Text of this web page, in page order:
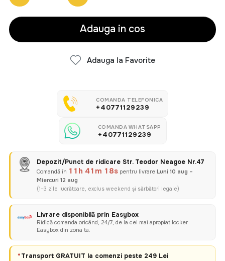
Adauga in cos
Adauga la Favorite
COMANDA TELEFONICA
+40771129239
COMANDA WHATSAPP
+40771129239
Depozit/Punct de ridicare Str. Teodor Neagoe Nr.47
Comandă în 11h 41m 17s pentru livrare Luni 10 aug –
Miercuri 12 aug
(1–3 zile lucrătoare, exclus weekend și sărbători legale)
Livrare disponibilă prin Easybox
Ridică comanda oricând, 24/7, de la cel mai apropiat locker
Easybox din zona ta.
*Transport GRATUIT la comenzi peste 249 Lei